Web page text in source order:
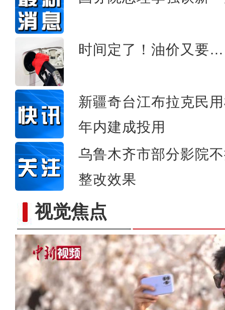
时间定了！油价又要
新疆奇台江布拉克民
年内建成投用
乌鲁木齐市部分影院
整改效果
视觉焦点